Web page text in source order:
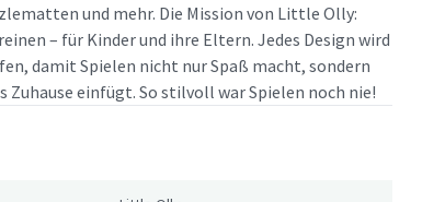
und mehr. Die Mission von Little Olly:
– für Kinder und ihre Eltern. Jedes Design wird
damit Spielen nicht nur Spaß macht, sondern
Zuhause einfügt. So stilvoll war Spielen noch nie!